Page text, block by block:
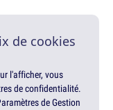
de cookies
l'afficher, vous
de confidentialité.
de Gestion